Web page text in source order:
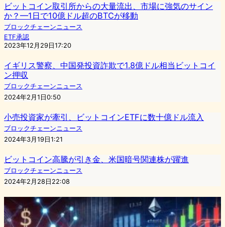
ビットコイン取引所からの大量流出、市場に強気のサイン
か？—1日で10億ドル超のBTCが移動
ブロックチェーンニュース
ETF承認
2023年12月29日17:20
イギリス警察、中国発投資詐欺で1.8億ドル相当ビットコイ
ン押収
ブロックチェーンニュース
2024年2月1日0:50
小売投資家が牽引、ビットコインETFに数十億ドル流入
ブロックチェーンニュース
2024年3月19日1:21
ビットコイン高騰が引き金、米国暗号関連株が躍進
ブロックチェーンニュース
2024年2月28日22:08